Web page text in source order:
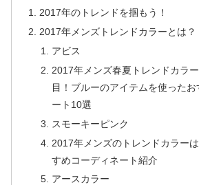
2017年のトレンドを掴もう！
2017年メンズトレンドカラーとは？
アビス
2017年メンズ春夏トレンドカラ
目！ブルーのアイテムを使った
ート10選
スモーキーピンク
2017年メンズのトレンドカラー
すめコーディネート紹介
アースカラー